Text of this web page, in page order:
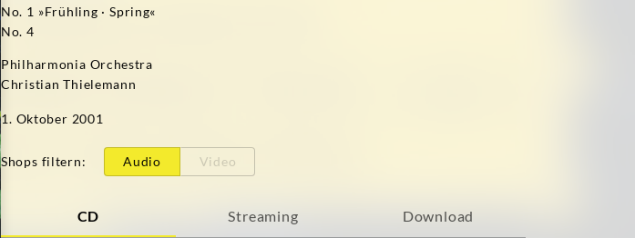
No. 1 »Frühling · Spring«
No. 4
Philharmonia Orchestra
Christian Thielemann
1. Oktober 2001
Shops filtern: Audio Video
CD Streaming Download